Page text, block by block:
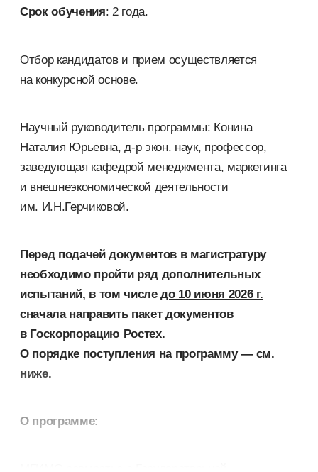
Срок обучения: 2 года.
Отбор кандидатов и прием осуществляется
на конкурсной основе.
Научный руководитель программы: Конина
Наталия Юрьевна, д-р экон. наук, профессор,
заведующая кафедрой менеджмента, маркетинга
и внешнеэкономической деятельности
им. И.Н.Герчиковой.
Перед подачей документов в магистратуру
необходимо пройти ряд дополнительных
испытаний, в том числедо 10 июня 2026 г.
сначала направить пакет документов
в Госкорпорацию Ростех.
О порядке поступления на программу — см.
ниже.
О программе: